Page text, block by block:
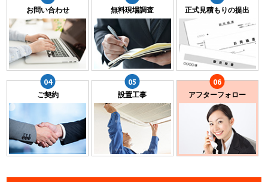
お問い合わせ 無料現場調査 正式見積もりの提出
ご契約 設置工事 アフターフォロー